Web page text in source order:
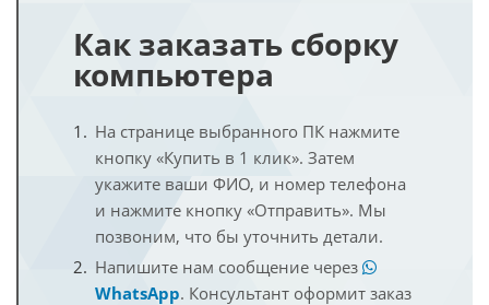
Как заказать сборку
компьютера
На странице выбранного ПК нажмите
кнопку «Купить в 1 клик». Затем
укажите ваши ФИО, и номер телефона
и нажмите кнопку «Отправить». Мы
позвоним, что бы уточнить детали.
Напишите нам сообщение через
WhatsApp. Консультант оформит заказ